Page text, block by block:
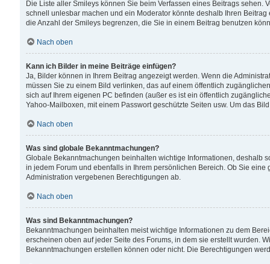
Die Liste aller Smileys können Sie beim Verfassen eines Beitrags
schnell unlesbar machen und ein Moderator könnte deshalb Ihren
die Anzahl der Smileys begrenzen, die Sie in einem Beitrag benutzen
Nach oben
Kann ich Bilder in meine Beiträge einfügen?
Ja, Bilder können in Ihrem Beitrag angezeigt werden. Wenn die
müssen Sie zu einem Bild verlinken, das auf einem öffentlich
sich auf Ihrem eigenen PC befinden (außer es ist ein öffentlich
Yahoo-Mailboxen, mit einem Passwort geschützte Seiten usw. Um das
Nach oben
Was sind globale Bekanntmachungen?
Globale Bekanntmachungen beinhalten wichtige Informationen, deshalb
in jedem Forum und ebenfalls in Ihrem persönlichen Bereich. Ob Sie
Administration vergebenen Berechtigungen ab.
Nach oben
Was sind Bekanntmachungen?
Bekanntmachungen beinhalten meist wichtige Informationen zu dem
erscheinen oben auf jeder Seite des Forums, in dem sie erstellt wurden.
Bekanntmachungen erstellen können oder nicht. Die Berechtigungen